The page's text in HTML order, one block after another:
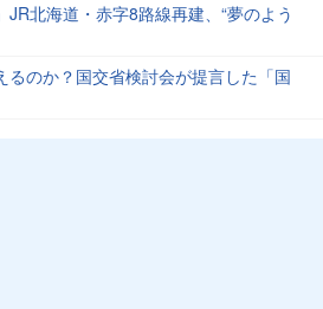
JR北海道・赤字8路線再建、“夢のよう
るのか？国交省検討会が提言した「国